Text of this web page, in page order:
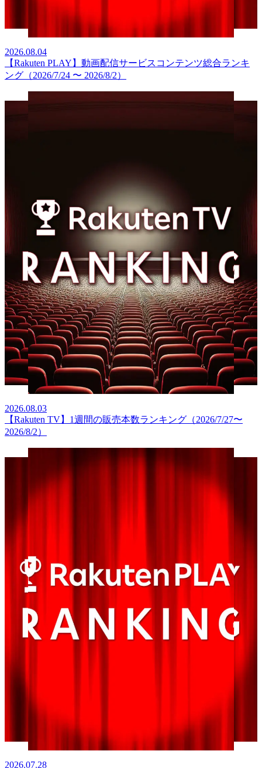
2026.08.04
【Rakuten PLAY】動画配信サービスコンテンツ総合ランキ
ング（2026/7/24 〜 2026/8/2）
2026.08.03
【Rakuten TV】1週間の販売本数ランキング（2026/7/27〜
2026/8/2）
2026.07.28